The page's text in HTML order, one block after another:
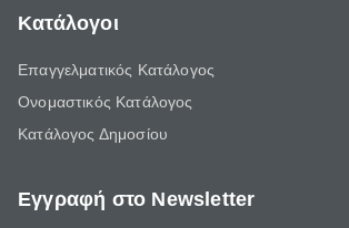
Κατάλογοι
Επαγγελματικός Κατάλογος
Ονομαστικός Κατάλογος
Κατάλογος Δημοσίου
Εγγραφή στο Newsletter